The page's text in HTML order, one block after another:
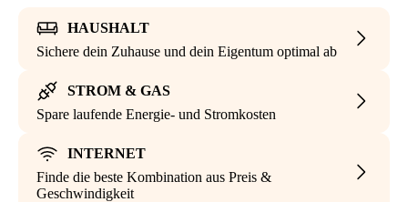
HAUSHALT
Sichere dein Zuhause und dein Eigentum optimal ab
STROM & GAS
Spare laufende Energie- und Stromkosten
INTERNET
Finde die beste Kombination aus Preis &
Geschwindigkeit